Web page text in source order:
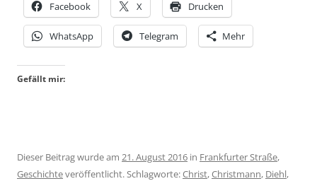
Facebook X Drucken
WhatsApp Telegram Mehr
Gefällt mir:
Dieser Beitrag wurde am 21. August 2016 in Frankfurter Straße,
Geschichteveröffentlicht. Schlagworte:Christ,Christmann, Diehl,